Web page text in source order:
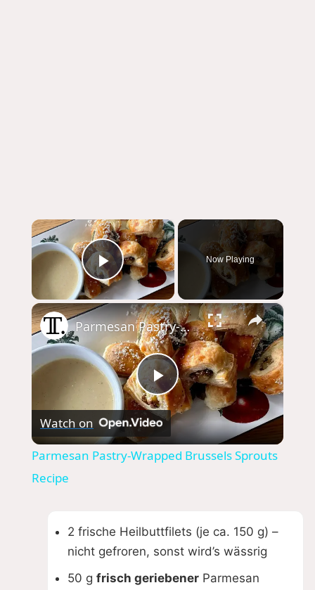
×
Play Video
Now Playing
×
P
l
y
V
Parmesan Pastry-Wrapped Brussels Sprouts Recipe
Watch on
Parmesan Pastry-Wrapped Brussels Sprouts
Recipe
2 frische Heilbuttfilets (je ca. 150 g) –
nicht gefroren, sonst wird’s wässrig
50 g frisch geriebener Parmesan